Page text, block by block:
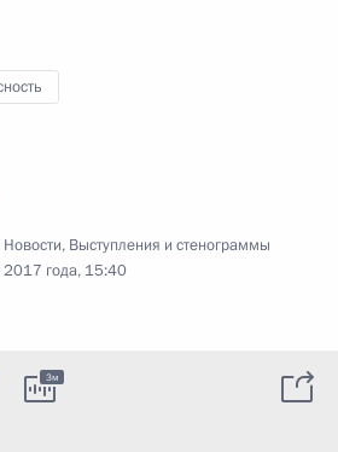
Новости, Выступления и стенограммы
года, 15:40
3м